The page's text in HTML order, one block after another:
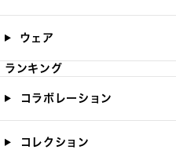
ウェア
ランキング
コラボレーション
コレクション